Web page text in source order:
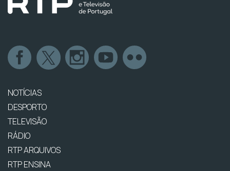
NOTÍCIAS
DESPORTO
TELEVISÃO
RÁDIO
RTP ARQUIVOS
RTP ENSINA